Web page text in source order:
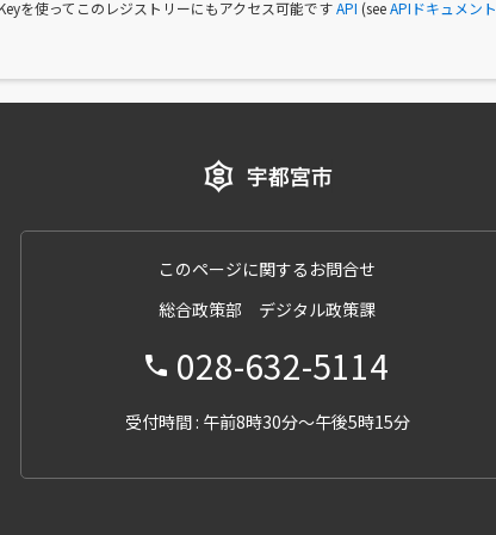
を使ってこのレジストリーにもアクセス可能ですAPI (seeAPIドキュメント
このページに関するお問合せ
総合政策部 デジタル政策課
028-632-5114
受付時間 : 午前8時30分～午後5時15分